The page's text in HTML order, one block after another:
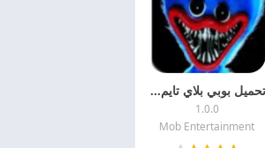
تحميل بوبي بلاي تايم 2025 Poppy Playtime اخر اصدار
1.0.0
Mob Entertainment